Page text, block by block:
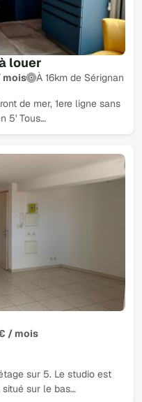
louer
mois À 16km de Sérignan
de mer, 1ere ligne sans
5' Tous…
/ mois
sur 5. Le studio est
sur le bas…